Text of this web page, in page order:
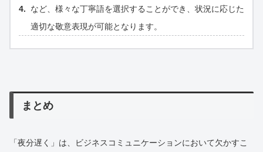
など、様々な丁寧語を選択することができ、状況に応じた
適切な敬意表現が可能となります。
まとめ
「夜分遅く」は、ビジネスコミュニケーションにおいて欠かすこ